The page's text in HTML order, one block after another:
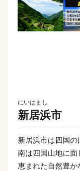
にいはまし
新居浜市
新居浜市は四国の
南は四国山地に面
恵まれた自然豊か